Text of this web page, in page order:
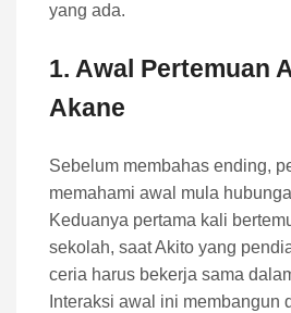
yang ada.
1. Awal Pertemuan
Akane
Sebelum membahas ending,
memahami awal mula
Keduanya pertama kali
sekolah, saat Akito yang
ceria harus bekerja sama
Interaksi awal ini membangun